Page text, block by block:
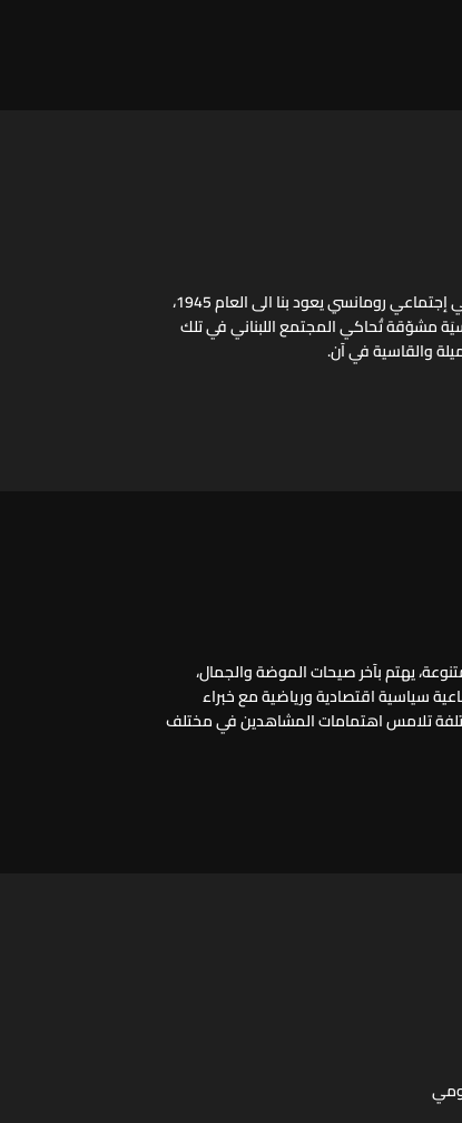
"رصيف الغرباء" مسلسل تاريخي إجتماعي رومانسي يعود بنا الى العام 1945،
مشوّقة تُحاكي المجتمع اللبناني في تلك
والقاسية في آن.
يهتم بآخر صيحات الموضة والجمال،
سياسية اقتصادية ورياضية مع خبراء
تلامس اهتمامات المشاهدين في مختلف